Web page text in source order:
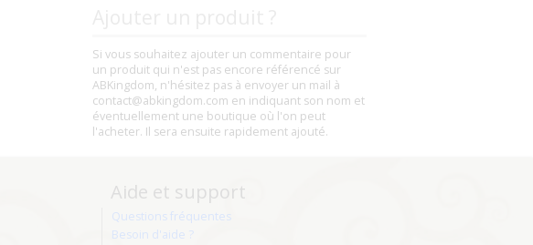
Si vous souhaitez ajouter un commentaire pour
un produit qui n'est pas encore référencé sur
ABKingdom, n'hésitez pas à envoyer un mail à
contact@abkingdom.com en indiquant son nom et
éventuellement une boutique où l'on peut
l'acheter. Il sera ensuite rapidement ajouté.
Aide et support
Questions fréquentes
Besoin d'aide ?